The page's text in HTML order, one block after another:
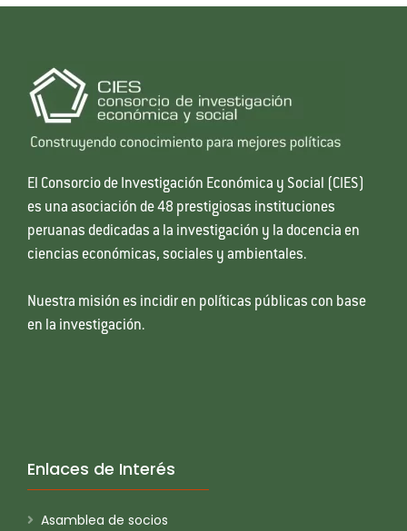
El Consorcio de Investigación Económica y Social (CIES)
es una asociación de 48 prestigiosas instituciones
peruanas dedicadas a la investigación y la docencia en
ciencias económicas, sociales y ambientales.
Nuestra misión es incidir en políticas públicas con base
en la investigación.
Enlaces de Interés
Asamblea de socios